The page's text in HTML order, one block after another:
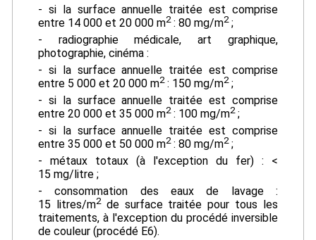
- si la surface annuelle traitée est comprise
entre 14 000 et 20 000 m2: 80 mg/m2;
- radiographie médicale, art graphique,
photographie, cinéma :
- si la surface annuelle traitée est comprise
entre 5 000 et 20 000 m2: 150 mg/m2;
- si la surface annuelle traitée est comprise
entre 20 000 et 35 000 m2: 100 mg/m2;
- si la surface annuelle traitée est comprise
entre 35 000 et 50 000 m2: 80 mg/m2;
- métaux totaux (à l'exception du fer) : <
15 mg/litre ;
- consommation des eaux de lavage :
15 litres/m2de surface traitée pour tous les
traitements, à l'exception du procédé inversible
de couleur (procédé E6).